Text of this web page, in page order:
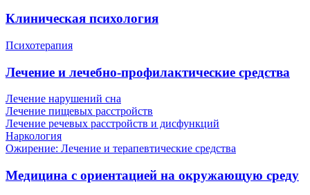
Клиническая психология
Психотерапия
Лечение и лечебно-профилактические средства
Лечение нарушений сна
Лечение пищевых расстройств
Лечение речевых расстройств и дисфункций
Наркология
Ожирение: Лечение и терапевтические средства
Медицина с ориентацией на окружающую среду